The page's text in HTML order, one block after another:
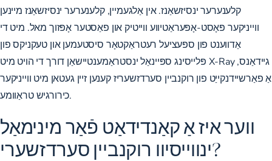
קלענערער ינסיזשאַנז. אין אַלגעמיין, קלענערער ינסיזשאַנז מיינען
ווייניקער פּאָסט-אָפּעראַטיווע ווייטיק און פאַסטער אָפּזוך מאל. מיט די
אַדווענט פון ספּעציעל רעטראַקטאָר סיסטעמען און טעקניקס פון
פּלייסינג ספּיינאַל ינסטראַמענטיישאַן דורך די הויט מיט X-Ray גיידאַנס,
אַ פאַרשיידנקייַט פון רוקנביין סערדזשעריז קענען זיין געטאן מיט ווייניקער
כירורגיש טראַוומע.
ווער איז אַ קאַנדידאַט פֿאַר מינימאַל
ינווייסיוו רוקנביין סערדזשערי?